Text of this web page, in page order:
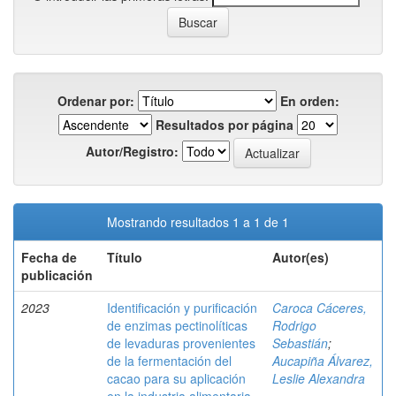
Ordenar por:
En orden:
Resultados por página
Autor/Registro:
Mostrando resultados 1 a 1 de 1
Fecha de
publicación
Título Autor(es)
2023
Identificación y purificación
de enzimas pectinolíticas
de levaduras provenientes
de la fermentación del
cacao para su aplicación
Caroca Cáceres,
Rodrigo
Sebastián;
Aucapiña Álvarez,
Leslie Alexandra